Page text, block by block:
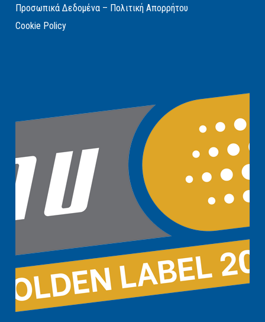
Προσωπικά Δεδομένα – Πολιτική Απορρήτου
Cookie Policy